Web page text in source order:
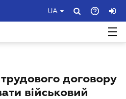
UA
договору
військовий